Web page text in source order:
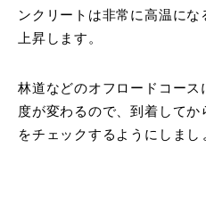
ンクリートは非常に高温に
上昇します。
林道などのオフロードコー
度が変わるので、到着して
をチェックするようにしまし